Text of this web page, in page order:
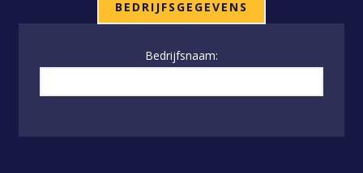
BEDRIJFSGEGEVENS
Bedrijfsnaam: